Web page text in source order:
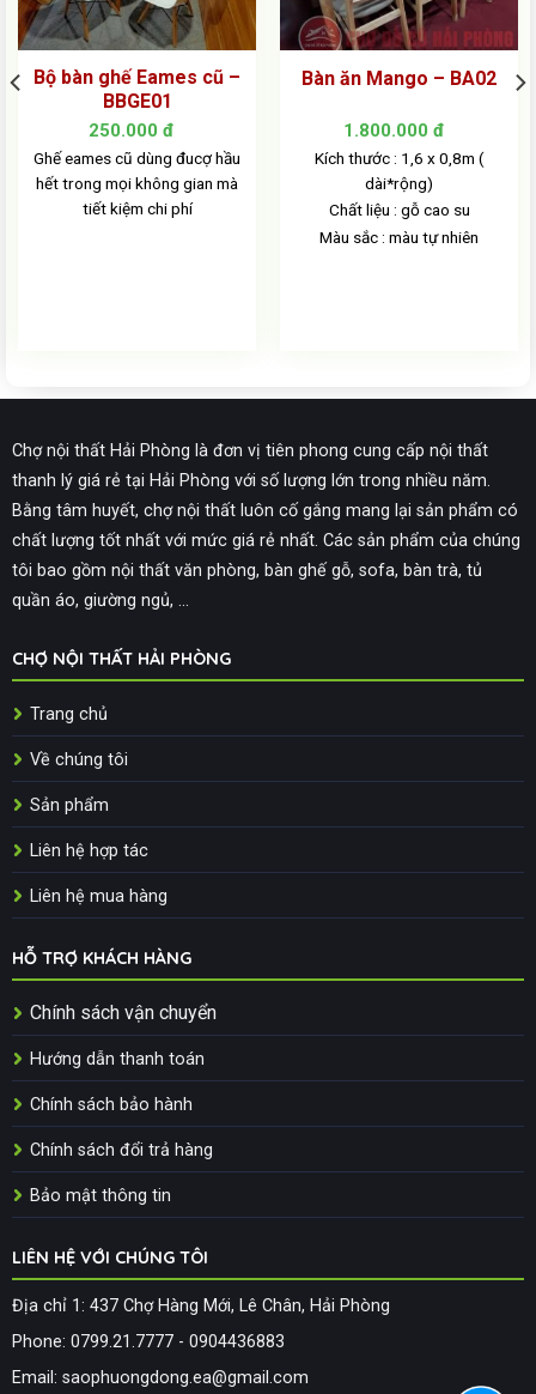
Bộ bàn ghế Eames cũ –
BBGE01
250.000 đ
Ghế eames cũ dùng đucợ hầu
hết trong mọi không gian mà
tiết kiệm chi phí
Bàn ăn Mango – BA02
1.800.000 đ
Kích thước : 1,6 x 0,8m (
dài*rộng)
Chất liệu : gỗ cao su
Màu sắc : màu tự nhiên
Chợ nội thất Hải Phòng là đơn vị tiên phong cung cấp nội thất
thanh lý giá rẻ tại Hải Phòng với số lượng lớn trong nhiều năm.
Bằng tâm huyết, chợ nội thất luôn cố gắng mang lại sản phẩm có
chất lượng tốt nhất với mức giá rẻ nhất. Các sản phẩm của chúng
tôi bao gồm nội thất văn phòng, bàn ghế gỗ, sofa, bàn trà, tủ
quần áo, giường ngủ, ...
CHỢ NỘI THẤT HẢI PHÒNG
Trang chủ
Về chúng tôi
Sản phẩm
Liên hệ hợp tác
Liên hệ mua hàng
HỖ TRỢ KHÁCH HÀNG
Chính sách vận chuyển
Hướng dẫn thanh toán
Chính sách bảo hành
Chính sách đổi trả hàng
Bảo mật thông tin
LIÊN HỆ VỚI CHÚNG TÔI
Địa chỉ 1: 437 Chợ Hàng Mới, Lê Chân, Hải Phòng
Phone: 0799.21.7777 - 0904436883
Email: saophuongdong.ea@gmail.com